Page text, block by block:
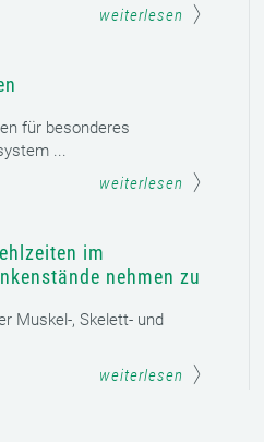
weiterlesen
für besonderes
...
weiterlesen
nehmen zu
Muskel-, Skelett- und